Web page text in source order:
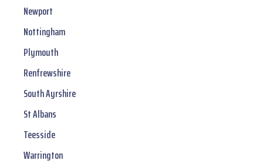
Newport
Nottingham
Plymouth
Renfrewshire
South Ayrshire
St Albans
Teesside
Warrington